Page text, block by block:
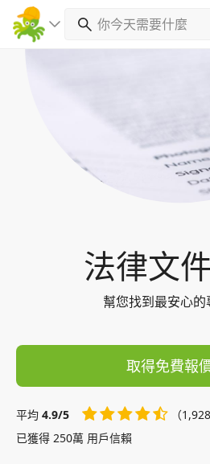
法律文
幫您找到最安心的
取得免費報
平均 4.9/5
（
已獲得 250萬 用戶信賴